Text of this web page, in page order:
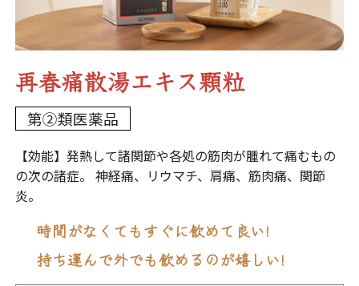
第②類医薬品
【効能】発熱して諸関節や各処の筋肉が腫れて痛むもの
の次の諸症。 神経痛、リウマチ、肩痛、筋肉痛、関節
炎。
時間がなくてもすぐに飲めて良い!
持ち運んで外でも飲めるのが嬉しい!